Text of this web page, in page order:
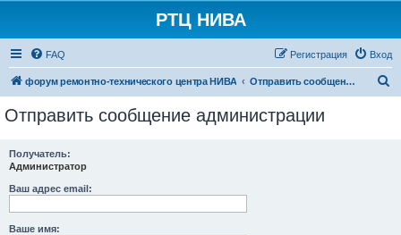
РТЦ НИВА
FAQ Вход
Регистрация
форум ремонтно-технического центра НИВА Отправить сообщение администрации
Отправить сообщение администрации
Получатель:
Администратор
Ваш адрес email:
Ваше имя: